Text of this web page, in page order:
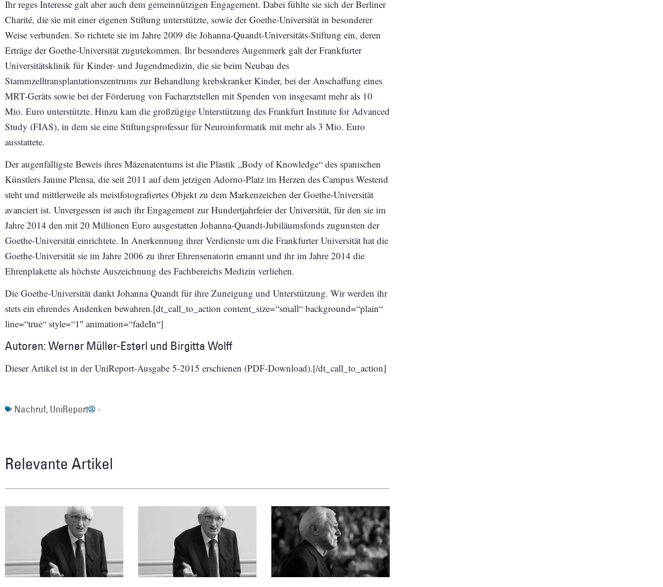
Ihr reges Interesse galt aber auch dem gemeinnützigen Engagement. Dabei fühlte sie sich der Berliner
Charité, die sie mit einer eigenen Stiftung unterstützte, sowie der Goethe-Universität in besonderer
Weise verbunden. So richtete sie im Jahre 2009 die Johanna-Quandt-Universitäts-Stiftung ein, deren
Erträge der Goethe-Universität zugutekommen. Ihr besonderes Augenmerk galt der Frankfurter
Universitätsklinik für Kinder- und Jugendmedizin, die sie beim Neubau des
Stammzelltransplantationszentrums zur Behandlung krebskranker Kinder, bei der Anschaffung eines
MRT-Geräts sowie bei der Förderung von Facharztstellen mit Spenden von insgesamt mehr als 10
Mio. Euro unterstützte. Hinzu kam die großzügige Unterstützung des Frankfurt Institute for Advanced
Study (FIAS), in dem sie eine Stiftungsprofessur für Neuroinformatik mit mehr als 3 Mio. Euro
ausstattete.
Der augenfälligste Beweis ihres Mäzenatentums ist die Plastik „Body of Knowledge“ des spanischen
Künstlers Jaume Plensa, die seit 2011 auf dem jetzigen Adorno-Platz im Herzen des Campus Westend
steht und mittlerweile als meistfotografiertes Objekt zu dem Markenzeichen der Goethe-Universität
avanciert ist. Unvergessen ist auch ihr Engagement zur Hundertjahrfeier der Universität, für den sie im
Jahre 2014 den mit 20 Millionen Euro ausgestatten Johanna-Quandt-Jubiläumsfonds zugunsten der
Goethe-Universität einrichtete. In Anerkennung ihrer Verdienste um die Frankfurter Universität hat die
Goethe-Universität sie im Jahre 2006 zu ihrer Ehrensenatorin ernannt und ihr im Jahre 2014 die
Ehrenplakette als höchste Auszeichnung des Fachbereichs Medizin verliehen.
Die Goethe-Universität dankt Johanna Quandt für ihre Zuneigung und Unterstützung. Wir werden ihr
stets ein ehrendes Andenken bewahren.[dt_call_to_action content_size=“small“ background=“plain“
line=“true“ style=“1″ animation=“fadeIn“]
Autoren: Werner Müller-Esterl und Birgitta Wolff
Dieser Artikel ist in der UniReport-Ausgabe 5-2015 erschienen (PDF-Download).[/dt_call_to_action]
Nachruf, UniReport -
Relevante Artikel